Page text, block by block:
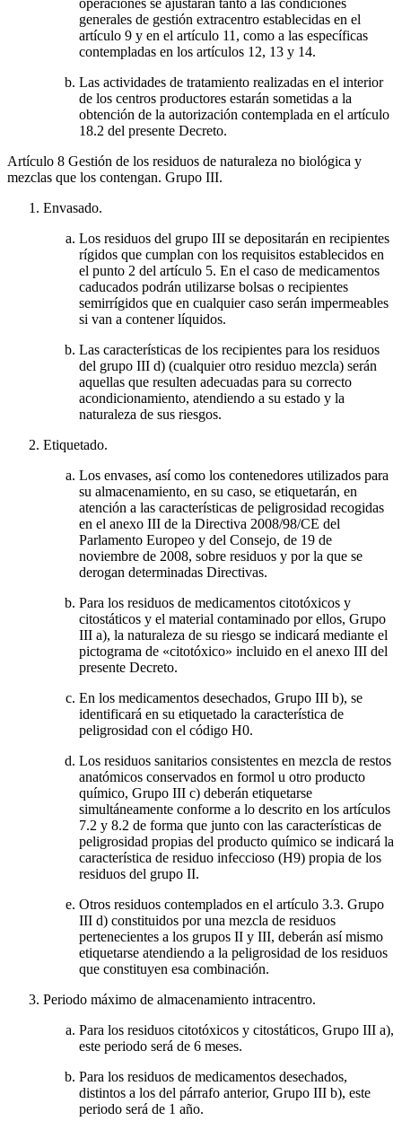
generales de gestión extracentro establecidas en el
artículo 9 y en el artículo 11, como a las específicas
contempladas en los artículos 12, 13 y 14.
Las actividades de tratamiento realizadas en el interior
de los centros productores estarán sometidas a la
obtención de la autorización contemplada en el artículo
18.2 del presente Decreto.
Artículo 8 Gestión de los residuos de naturaleza no biológica y
mezclas que los contengan. Grupo III.
Envasado.
Los residuos del grupo III se depositarán en recipientes
rígidos que cumplan con los requisitos establecidos en
el punto 2 del artículo 5. En el caso de medicamentos
caducados podrán utilizarse bolsas o recipientes
semirrígidos que en cualquier caso serán impermeables
si van a contener líquidos.
Las características de los recipientes para los residuos
del grupo III d) (cualquier otro residuo mezcla) serán
aquellas que resulten adecuadas para su correcto
acondicionamiento, atendiendo a su estado y la
naturaleza de sus riesgos.
Etiquetado.
Los envases, así como los contenedores utilizados para
su almacenamiento, en su caso, se etiquetarán, en
atención a las características de peligrosidad recogidas
en el anexo III de la Directiva 2008/98/CE del
Parlamento Europeo y del Consejo, de 19 de
noviembre de 2008, sobre residuos y por la que se
derogan determinadas Directivas.
Para los residuos de medicamentos citotóxicos y
citostáticos y el material contaminado por ellos, Grupo
III a), la naturaleza de su riesgo se indicará mediante el
pictograma de «citotóxico» incluido en el anexo III del
presente Decreto.
En los medicamentos desechados, Grupo III b), se
identificará en su etiquetado la característica de
peligrosidad con el código H0.
Los residuos sanitarios consistentes en mezcla de restos
anatómicos conservados en formol u otro producto
químico, Grupo III c) deberán etiquetarse
simultáneamente conforme a lo descrito en los artículos
7.2 y 8.2 de forma que junto con las características de
peligrosidad propias del producto químico se indicará la
característica de residuo infeccioso (H9) propia de los
residuos del grupo II.
Otros residuos contemplados en el artículo 3.3. Grupo
III d) constituidos por una mezcla de residuos
pertenecientes a los grupos II y III, deberán así mismo
etiquetarse atendiendo a la peligrosidad de los residuos
que constituyen esa combinación.
Periodo máximo de almacenamiento intracentro.
Para los residuos citotóxicos y citostáticos, Grupo III a),
este periodo será de 6 meses.
Para los residuos de medicamentos desechados,
distintos a los del párrafo anterior, Grupo III b), este
periodo será de 1 año.